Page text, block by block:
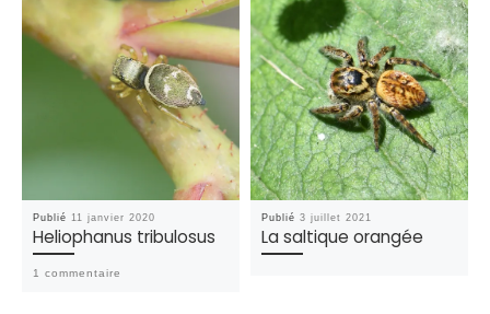
Publié 11 janvier 2020
Heliophanus tribulosus
1 commentaire
Publié3 juillet 2021
La saltique orangée